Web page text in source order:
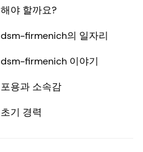
해야 할까요?
dsm-firmenich의 일자리
dsm-firmenich 이야기
포용과 소속감
초기 경력